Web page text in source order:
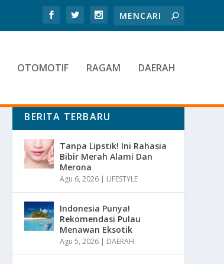
OTOMOTIF RAGAM DAERAH
BERITA TERBARU
Tanpa Lipstik! Ini Rahasia
Bibir Merah Alami Dan
Merona
Agu 6, 2026 | LIFESTYLE
Indonesia Punya!
Rekomendasi Pulau
Menawan Eksotik
Agu 5, 2026 | DAERAH